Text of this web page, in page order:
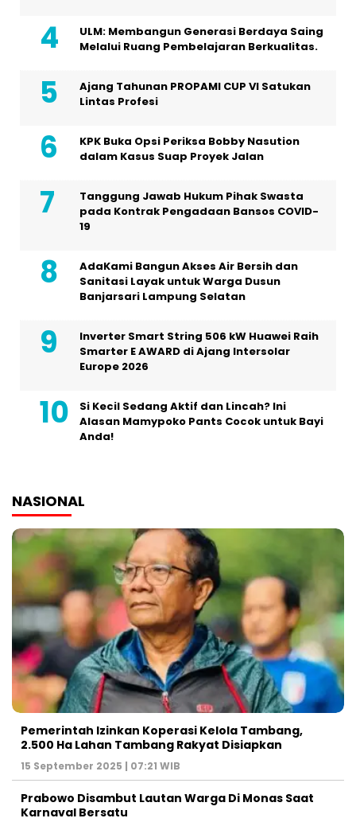
ULM: Membangun Generasi Berdaya Saing
Melalui Ruang Pembelajaran Berkualitas.
Ajang Tahunan PROPAMI CUP VI Satukan
Lintas Profesi
KPK Buka Opsi Periksa Bobby Nasution
dalam Kasus Suap Proyek Jalan
Tanggung Jawab Hukum Pihak Swasta
pada Kontrak Pengadaan Bansos COVID-
19
AdaKami Bangun Akses Air Bersih dan
Sanitasi Layak untuk Warga Dusun
Banjarsari Lampung Selatan
Inverter Smart String 506 kW Huawei Raih
Smarter E AWARD di Ajang Intersolar
Europe 2026
Si Kecil Sedang Aktif dan Lincah? Ini
Alasan Mamypoko Pants Cocok untuk Bayi
Anda!
NASIONAL
Pemerintah Izinkan Koperasi Kelola Tambang,
2.500 Ha Lahan Tambang Rakyat Disiapkan
15 September 2025 | 07:21 WIB
Prabowo Disambut Lautan Warga Di Monas Saat
Karnaval Bersatu